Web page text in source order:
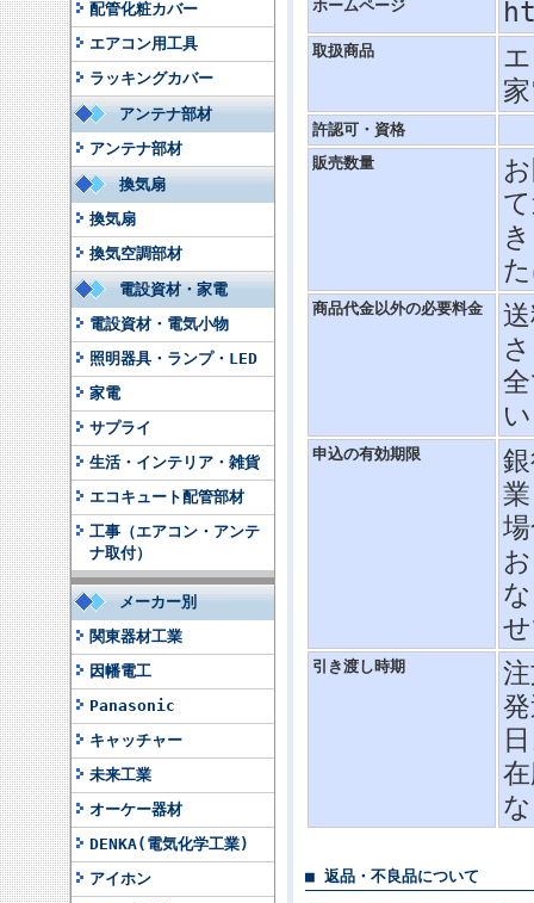
配管化粧カバー
エアコン用工具
ラッキングカバー
アンテナ部材
アンテナ部材
換気扇
換気扇
換気空調部材
電設資材・家電
電設資材・電気小物
照明器具・ランプ・LED
家電
サプライ
生活・インテリア・雑貨
エコキュート配管部材
工事（エアコン・アンテ
ナ取付）
メーカー別
関東器材工業
因幡電工
Panasonic
キャッチャー
未来工業
オーケー器材
DENKA(電気化学工業)
アイホン
ホームページ
取扱商品
許認可・資格
販売数量
商品代金以外の必要料金
申込の有効期限
引き渡し時期
■ 返品・不良品について